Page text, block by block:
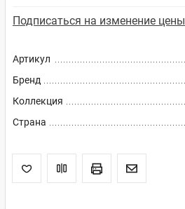
Артикул
Бренд
Коллекция
Страна
Подписаться на изменение цены